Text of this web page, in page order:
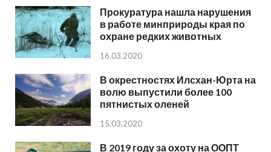
Прокуратура нашла нарушения
в работе минприроды края по
охране редких животных
16.03.2020
В окрестностях Илсхан-Юрта на
волю выпустили более 100
пятнистых оленей
15.03.2020
В 2019 году за охоту на ООПТ